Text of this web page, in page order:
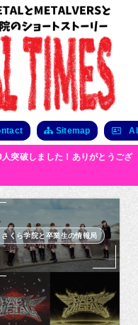
Sitemap
突破しました！ありがとうござ
さくら学院と卒業生の情報局